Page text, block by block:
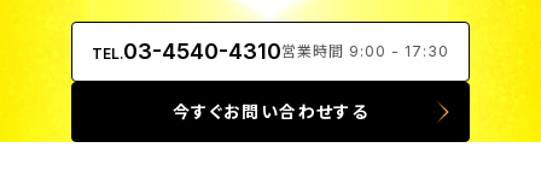
TEL.03-4540-4310営業時間 9:00 - 17:30
今すぐお問い合わせする